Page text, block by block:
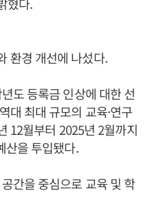
환경 개선에 나섰다.
도 등록금 인상에 대한 선
대 최대 규모의 교육·연구
12월부터 2025년 2월까지
산을 투입됐다.
간을 중심으로 교육 및 학